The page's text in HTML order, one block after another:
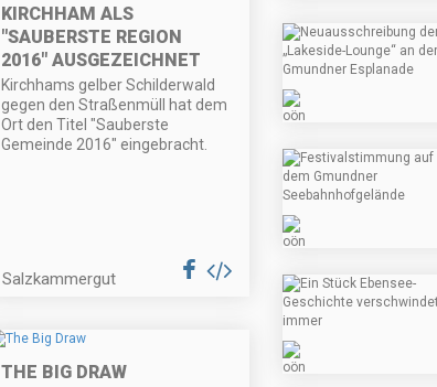
KIRCHHAM ALS
"SAUBERSTE REGION
2016" AUSGEZEICHNET
Kirchhams gelber Schilderwald
gegen den Straßenmüll hat dem
Ort den Titel "Sauberste
Gemeinde 2016" eingebracht.
Salzkammergut
THE BIG DRAW